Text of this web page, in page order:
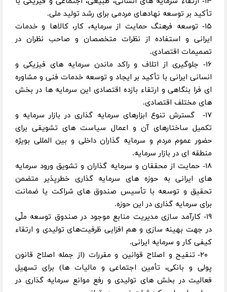
تأکید بر توسعه نهادهای مردمی برای رشد تولید ملی.
۱۵- توسعه فرهنگ حمایت از سرمایه، کار، کالاها و خدمات
ایرانی و استفاده از نظرات متخصصان و صاحب نظران در
تصمیمات اقتصادی.
۱۶- جلوگیری از اتلاف و راکد ماندن سرمایه‌ های فیزیکی و
انسانی ایرانی با تأکید بر ایجاد و توسعه خدمات فنی و مشاوره‌
ای فرا بنگاهی و ارتقاء بازده اقتصادی این سرمایه‌ ها در بخش‌
های مختلف اقتصادی.
۱۷- گسترش تنوع ابزارهای سرمایه‌ گذاری در بازار سرمایه و
تکمیل ساختارهای آن و اعمال سیاست‌ های تشویقی برای
حضور عموم مردم و سرمایه‌ گذاران داخلی و بین ‌المللی بویژه
منطقه ‌ای در بازار سرمایه.
۱۸- حمایت از محققان و سرمایه‌ گذاران و تشویق ورود سرمایه‌
های ایرانی به حوزه‌ های سرمایه‌ گذاری خطرپذیر متضمن
تحقیق و توسعه با تأسیس صندوق‌ های شراکت یا ضمانت
برای سرمایه‌ گذاری در این حوزه.
۱۹- کارآمد سازی مدیریت منابع موجود در صندوق توسعه ملّی
در جهت بهینه سازی و هم ‌افزایی ظرفیت‌های تولیدی و ارتقاء
کیفی کار و سرمایه ایرانی.
۲۰- تنقیح و اصلاح قوانین و مقررات (از جمله اصلاح قانون
پولی و بانکی، تأمین اجتماعی و مالیات‌ ها) برای تسهیل
فعالیت در بخش‌ های تولیدی و رفع موانع سرمایه‌ گذاری در